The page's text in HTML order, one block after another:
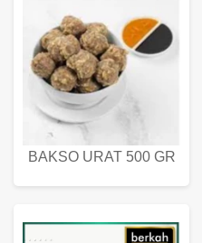
BAKSO URAT 500 GR